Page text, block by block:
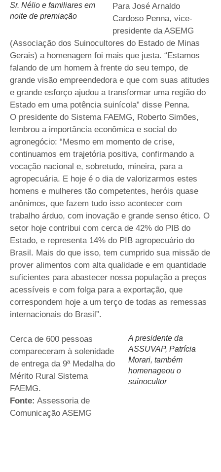
Sr. Nélio e familiares em
noite de premiação
Para José Arnaldo
Cardoso Penna, vice-
presidente da ASEMG
(Associação dos Suinocultores do Estado de Minas
Gerais) a homenagem foi mais que justa. “Estamos
falando de um homem à frente do seu tempo, de
grande visão empreendedora e que com suas atitudes
e grande esforço ajudou a transformar uma região do
Estado em uma potência suinícola” disse Penna.
O presidente do Sistema FAEMG, Roberto Simões,
lembrou a importância econômica e social do
agronegócio: “Mesmo em momento de crise,
continuamos em trajetória positiva, confirmando a
vocação nacional e, sobretudo, mineira, para a
agropecuária. E hoje é o dia de valorizarmos estes
homens e mulheres tão competentes, heróis quase
anônimos, que fazem tudo isso acontecer com
trabalho árduo, com inovação e grande senso ético. O
setor hoje contribui com cerca de 42% do PIB do
Estado, e representa 14% do PIB agropecuário do
Brasil. Mais do que isso, tem cumprido sua missão de
prover alimentos com alta qualidade e em quantidade
suficientes para abastecer nossa população a preços
acessíveis e com folga para a exportação, que
correspondem hoje a um terço de todas as remessas
internacionais do Brasil”.
A presidente da
ASSUVAP, Patrícia
Morari, também
homenageou o
suinocultor
Cerca de 600 pessoas
compareceram à solenidade
de entrega da 9ª Medalha do
Mérito Rural Sistema
FAEMG.
Fonte: Assessoria de
Comunicação ASEMG